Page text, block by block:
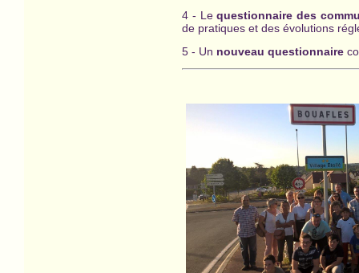
4 - Lequestionnaire des
de pratiques et des évolutions
5 - Un nouveau questionnaire